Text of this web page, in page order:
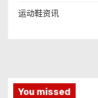
运动鞋资讯
You missed